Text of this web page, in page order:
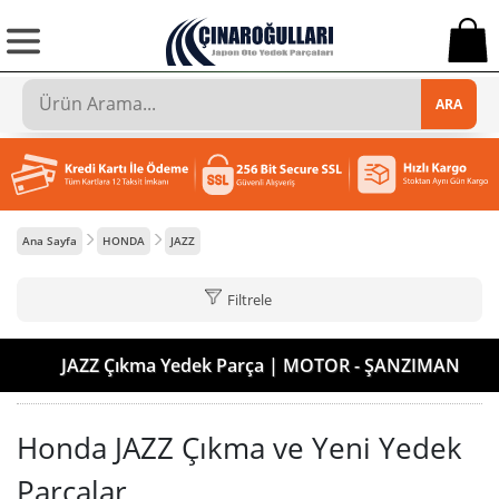
0
ARA
Ana Sayfa HONDA JAZZ
Filtrele
JAZZ Çıkma Yedek Parça | MOTOR - ŞANZIMAN
Honda JAZZ Çıkma ve Yeni Yedek